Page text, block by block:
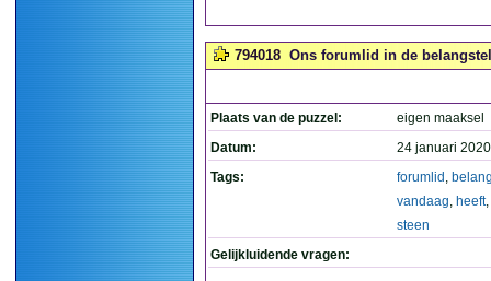
794018 Ons forumlid in de
Plaats van de puzzel:
eigen maaksel
Datum:
24 januari
Tags:
forumlid ,
vandaag, heeft,
steen
Gelijkluidende vragen: